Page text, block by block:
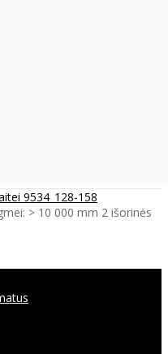
9534_128-158
> 10 000 mm 2 išorinės